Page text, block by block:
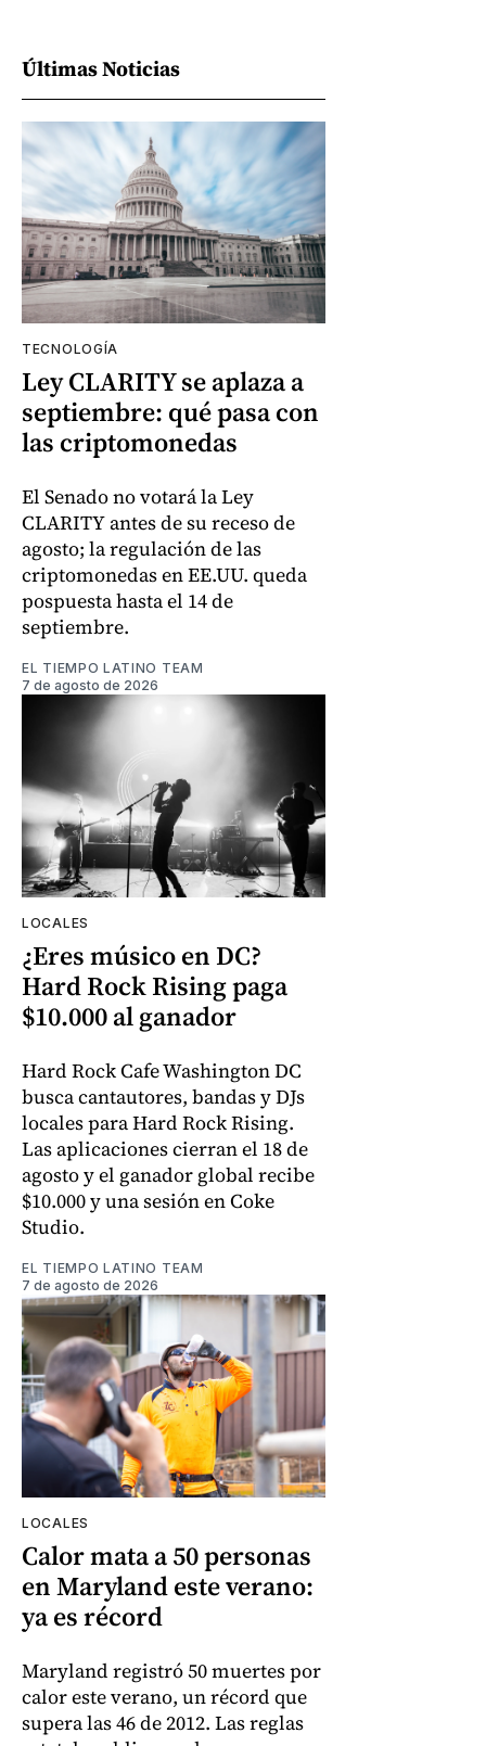
Últimas Noticias
TECNOLOGÍA
Ley CLARITY se aplaza a
septiembre: qué pasa con
las criptomonedas
El Senado no votará la Ley
CLARITY antes de su receso de
agosto; la regulación de las
criptomonedas en EE.UU. queda
pospuesta hasta el 14 de
septiembre.
EL TIEMPO LATINO TEAM
7 de agosto de 2026
LOCALES
¿Eres músico en DC?
Hard Rock Rising paga
$10.000 al ganador
Hard Rock Cafe Washington DC
busca cantautores, bandas y DJs
locales para Hard Rock Rising.
Las aplicaciones cierran el 18 de
agosto y el ganador global recibe
$10.000 y una sesión en Coke
Studio.
EL TIEMPO LATINO TEAM
7 de agosto de 2026
LOCALES
Calor mata a 50 personas
en Maryland este verano:
ya es récord
Maryland registró 50 muertes por
calor este verano, un récord que
supera las 46 de 2012. Las reglas